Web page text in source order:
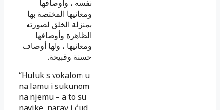
نفسه ، وأوصافها
ومعانيها المختصة بها
بمنزلة الخلق لصورته
الظاهرة وأوصافها
ومعانيها ، ولها أوصاف
حسنة وقبيحة.
“Huluk s vokalom u
na lamu i sukunom
na njemu – a to su
navike, narav i ćud,